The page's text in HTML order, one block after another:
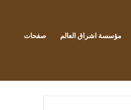
مؤسسة اشراق العالم صفحات